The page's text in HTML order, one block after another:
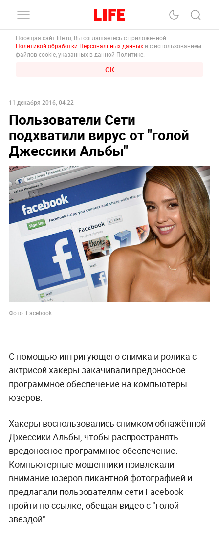
Посещая сайт life.ru, Вы соглашаетесь с приложенной
Политикой обработки Персональных данных и с использованием
файлов cookie, указанных в данной Политике.
ОК
11 декабря 2016, 04:22
Пользователи Сети
подхватили вирус от "голой
Джессики Альбы"
Фото: Facebook
С помощью интригующего снимка и ролика с
актрисой хакеры закачивали вредоносное
программное обеспечение на компьютеры
юзеров.
Хакеры воспользовались снимком обнажённой
Джессики Альбы, чтобы распространять
вредоносное программное обеспечение.
Компьютерные мошенники привлекали
внимание юзеров пикантной фотографией и
предлагали пользователям сети Facebook
пройти по ссылке, обещая видео с "голой
звездой".